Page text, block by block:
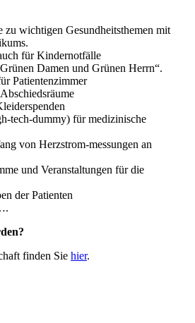
zu wichtigen Gesundheitsthemen mit
für Kindernotfälle
Damen und Grünen Herrn“.
Patientenzimmer
tech-dummy) für medizinische
von Herzstrom-messungen an
und Veranstaltungen für die
der Patienten
finden Sie hier.